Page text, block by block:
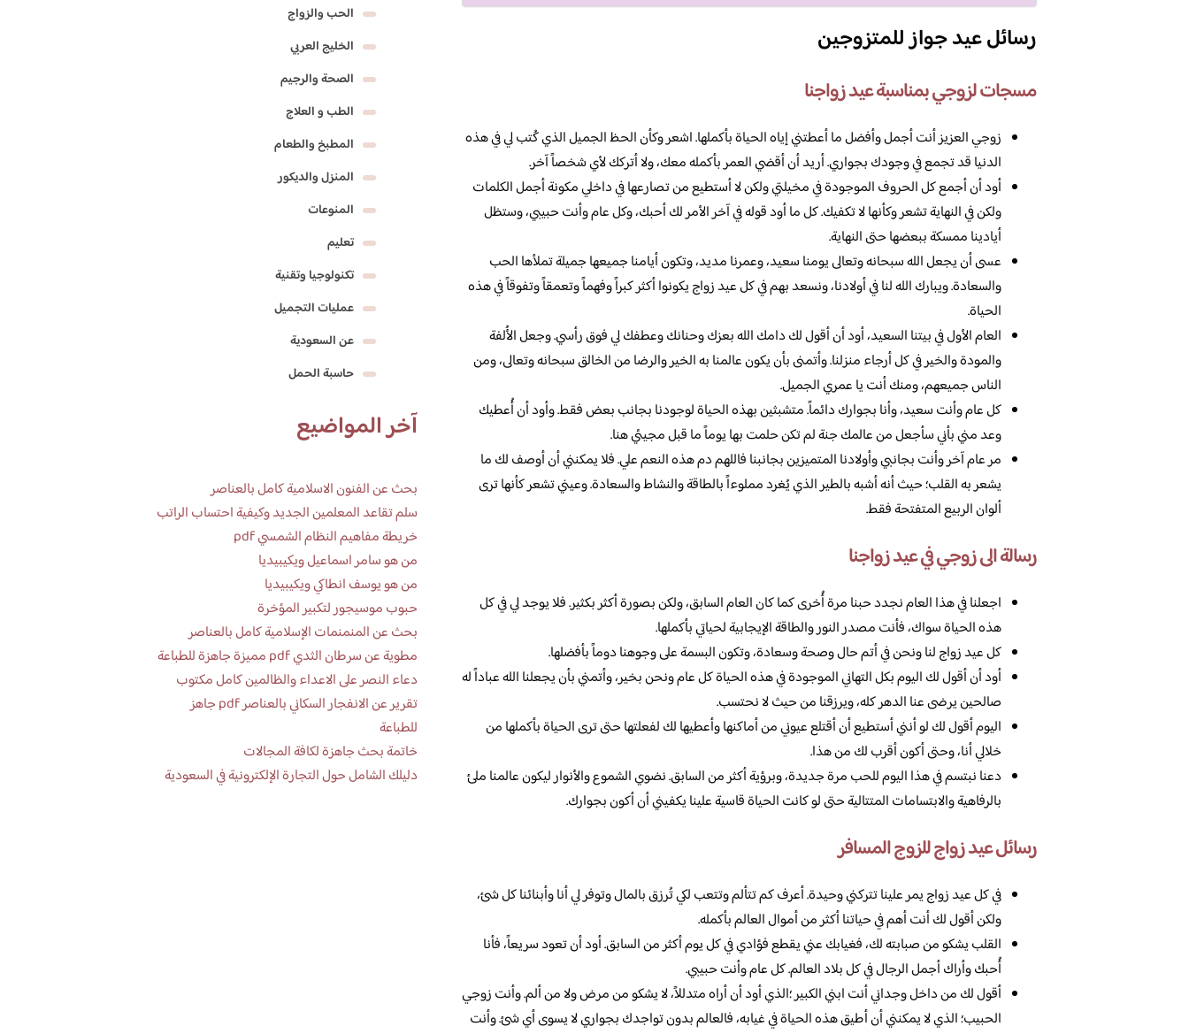
رسائل عيد جواز للمتزوجين
مسجات لزوجي بمناسبة عيد زواجنا
زوجي العزيز أنت أجمل وأفضل ما أعطتني إياه الحياة بأكملها. اشعر وكأن الحظ الجميل الذي كُتب لي في هذه
الدنيا قد تجمع في وجودك بجواري. أريد أن أقضي العمر بأكمله معك، ولا أتركك لأي شخصاً آخر.
أود أن أجمع كل الحروف الموجودة في مخيلتي ولكن لا أستطيع من تصارعها في داخلي مكونة أجمل الكلمات
ولكن في النهاية تشعر وكأنها لا تكفيك. كل ما أود قوله في آخر الأمر لك أحبك، وكل عام وأنت حبيبي، وستظل
أيادينا ممسكة ببعضها حتى النهاية.
عسى أن يجعل الله سبحانه وتعالى يومنا سعيد، وعمرنا مديد، وتكون أيامنا جميعها جميلة تملأها الحب
والسعادة. ويبارك الله لنا في أولادنا، ونسعد بهم في كل عيد زواج يكونوا أكثر كبراً وفهماً وتعمقاً وتفوقاً في هذه
الحياة.
العام الأول في بيتنا السعيد، أود أن أقول لك دامك الله بعزك وحنانك وعطفك لي فوق رأسي. وجعل الأُلفة
والمودة والخير في كل أرجاء منزلنا. وأتمنى بأن يكون عالمنا به الخير والرضا من الخالق سبحانه وتعالى، ومن
الناس جميعهم، ومنك أنت يا عمري الجميل.
كل عام وأنت سعيد، وأنا بجوارك دائماً. متشبثين بهذه الحياة لوجودنا بجانب بعض فقط. وأود أن أُعطيك
وعد مني بأني سأجعل من عالمك جنة لم تكن حلمت بها يوماً ما قبل مجيئي هنا.
مر عام آخر وأنت بجانبي وأولادنا المتميزين بجانبنا فاللهم دم هذه النعم علي. فلا يمكنني أن أوصف لك ما
يشعر به القلب؛ حيث أنه أشبه بالطير الذي يُغرد مملوءاً بالطاقة والنشاط والسعادة. وعيني تشعر كأنها ترى
ألوان الربيع المتفتحة فقط.
رسالة الى زوجي في عيد زواجنا
اجعلنا في هذا العام نجدد حبنا مرة أُخرى كما كان العام السابق، ولكن بصورة أكثر بكثير. فلا يوجد لي في كل
هذه الحياة سواك، فأنت مصدر النور والطاقة الإيجابية لحياتي بأكملها.
كل عيد زواج لنا ونحن في أتم حال وصحة وسعادة، وتكون البسمة على وجوهنا دوماً بأفضلها.
أود أن أقول لك اليوم بكل التهاني الموجودة في هذه الحياة كل عام ونحن بخير، وأتمني بأن يجعلنا الله عباداً له
صالحين يرضى عنا الدهر كله، ويرزقنا من حيث لا نحتسب.
اليوم أقول لك لو أنني أستطيع أن أقتلع عيوني من أماكنها وأعطيها لك لفعلتها حتى ترى الحياة بأكملها من
خلالي أنا، وحتى أكون أقرب لك من هذا.
دعنا نبتسم في هذا اليوم للحب مرة جديدة، وبرؤية أكثر من السابق. نضوي الشموع والأنوار ليكون عالمنا ملئ
بالرفاهية والابتسامات المتتالية حتى لو كانت الحياة قاسية علينا يكفيني أن أكون بجوارك.
رسائل عيد زواج للزوج المسافر
في كل عيد زواج يمر علينا تتركني وحيدة. أعرف كم تتألم وتتعب لكي تُرزق بالمال وتوفر لي أنا وأبنائنا كل شئ،
ولكن أقول لك أنت أهم في حياتنا أكثر من أموال العالم بأكمله.
القلب يشكو من صبابته لك، فغيابك عني يقطع فؤادي في كل يوم أكثر من السابق. أود أن تعود سريعاً، فأنا
أُحبك وأراك أجمل الرجال في كل بلاد العالم. كل عام وأنت حبيبي.
أقول لك من داخل وجداني أنت ابني الكبير ؛الذي أود أن أراه متدللاً، لا يشكو من مرض ولا من ألم. وأنت زوجي
الحبيب؛ الذي لا يمكنني أن أطيق هذه الحياة في غيابه، فالعالم بدون تواجدك بجواري لا يسوى أي شئ. وأنت
الحب والزواج
الخليج العربي
الصحة والرجيم
الطب و العلاج
المطبخ والطعام
المنزل والديكور
المنوعات
تعليم
تكنولوجيا وتقنية
عمليات التجميل
عن السعودية
حاسبة الحمل
آخر المواضيع
بحث عن الفنون الاسلامية كامل بالعناصر
سلم تقاعد المعلمين الجديد وكيفية احتساب الراتب
خريطة مفاهيم النظام الشمسي pdf
من هو سامر اسماعيل ويكيبيديا
من هو يوسف انطاكي ويكيبيديا
حبوب موسيجور لتكبير المؤخرة
بحث عن المنمنمات الإسلامية كامل بالعناصر
مطوية عن سرطان الثدي pdf مميزة جاهزة للطباعة
دعاء النصر على الاعداء والظالمين كامل مكتوب
تقرير عن الانفجار السكاني بالعناصر pdf جاهز
للطباعة
خاتمة بحث جاهزة لكافة المجالات
دليلك الشامل حول التجارة الإلكترونية في السعودية